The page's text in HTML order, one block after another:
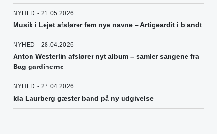
NYHED - 21.05.2026
Musik i Lejet afslører fem nye navne – Artigeardit i blandt
NYHED - 28.04.2026
Anton Westerlin afslører nyt album – samler sangene fra
Bag gardinerne
NYHED - 27.04.2026
Ida Laurberg gæster band på ny udgivelse